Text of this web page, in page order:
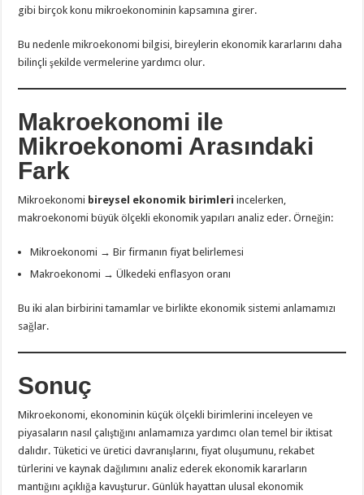
gibi birçok konu mikroekonominin kapsamına girer.
Bu nedenle mikroekonomi bilgisi, bireylerin ekonomik kararlarını daha
bilinçli şekilde vermelerine yardımcı olur.
Makroekonomi ile
Mikroekonomi Arasındaki
Fark
Mikroekonomi bireysel ekonomik birimleri incelerken,
makroekonomi büyük ölçekli ekonomik yapıları analiz eder. Örneğin:
Mikroekonomi → Bir firmanın fiyat belirlemesi
Makroekonomi → Ülkedeki enflasyon oranı
Bu iki alan birbirini tamamlar ve birlikte ekonomik sistemi anlamamızı
sağlar.
Sonuç
Mikroekonomi, ekonominin küçük ölçekli birimlerini inceleyen ve
piyasaların nasıl çalıştığını anlamamıza yardımcı olan temel bir iktisat
dalıdır. Tüketici ve üretici davranışlarını, fiyat oluşumunu, rekabet
türlerini ve kaynak dağılımını analiz ederek ekonomik kararların
mantığını açıklığa kavuşturur. Günlük hayattan ulusal ekonomik